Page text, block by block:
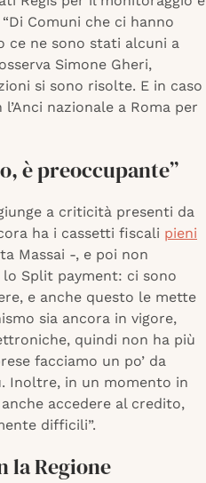
Comuni che ci hanno
ce ne sono stati alcuni a
Simone Gheri,
si sono risolte. E in caso
nazionale a Roma per
è preoccupante”
a criticità presenti da
ha i cassetti fiscali pieni
Massai -, e poi non
Split payment: ci sono
e anche questo le mette
sia ancora in vigore,
quindi non ha più
facciamo un po’ da
Inoltre, in un momento in
accedere al credito,
difficili”.
la Regione